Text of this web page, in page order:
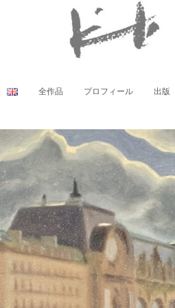
全作品 プロフィール 出版